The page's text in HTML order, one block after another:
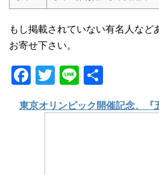
もし掲載されていない有名人など
お寄せ下さい。
F
a
c
T
tt
Li
e
有
東京オリンピック開催記念、『